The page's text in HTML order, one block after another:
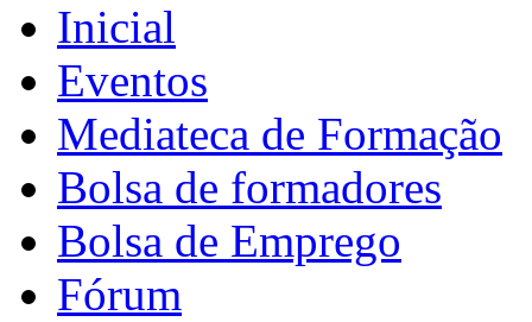
Inicial
Eventos
Mediateca de Formação
Bolsa de formadores
Bolsa de Emprego
Fórum